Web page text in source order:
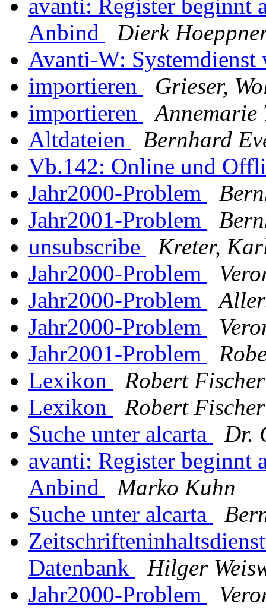
avanti: Register beginnt
Anbind
Dierk
Avanti-W:
importieren
Grieser,
importieren
Annemarie
Altdateien
Bernhard
Vb.142: Online und
Jahr2000-Problem
Jahr2001-Problem
unsubscribe
Kreter,
Jahr2000-Problem
Jahr2000-Problem
Jahr2000-Problem
Jahr2001-Problem
Lexikon
Robert Fischer
Lexikon
Robert Fischer
Suche unter alcarta
Dr.
avanti: Register beginnt
Anbind
Marko Kuhn
Suche unter alcarta
Datenbank
Hilger
Jahr2000-Problem